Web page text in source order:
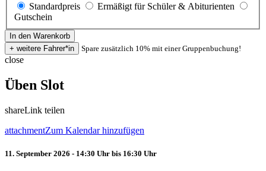
Standardpreis
Ermäßigt für Schüler & Abiturienten
Gutschein
Spare zusätzlich 10% mit einer Gruppenbuchung!
close
Üben Slot
shareLink teilen
attachmentZum Kalendar hinzufügen
11. September 2026 - 14:30 Uhr bis 16:30 Uhr